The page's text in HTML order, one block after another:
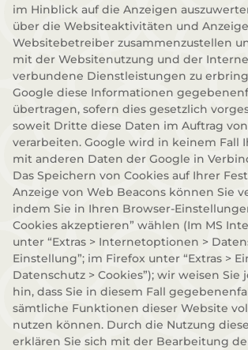
im Hinblick auf die Anzeigen
über die Websiteaktivitäten und
Websitebetreiber zusammenzustellen
mit der Websitenutzung und der
verbundene Dienstleistungen zu
Google diese Informationen
übertragen, sofern dies gesetzlich
soweit Dritte diese Daten im Auftrag
verarbeiten. Google wird in keinem Fall
mit anderen Daten der Google in
Das Speichern von Cookies auf Ihrer
Anzeige von Web Beacons können Sie
indem Sie in Ihren Browser-
Cookies akzeptieren” wählen (Im MS
unter “Extras > Internetoptionen >
Einstellung”; im Firefox unter “Extras >
Datenschutz > Cookies”); wir weisen Sie
hin, dass Sie in diesem Fall
sämtliche Funktionen dieser Website
nutzen können. Durch die Nutzung
erklären Sie sich mit der Bearbeitung